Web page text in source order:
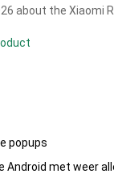
about the Xiaomi
popups
Android met weer